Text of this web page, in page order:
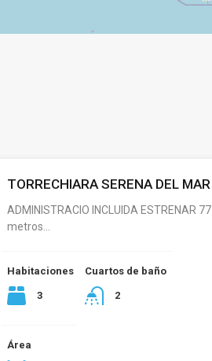
TORRECHIARA SERENA DEL MAR
ADMINISTRACIO INCLUIDA ESTRENAR 77
metros…
Habitaciones
3
Cuartos de baño
2
Área